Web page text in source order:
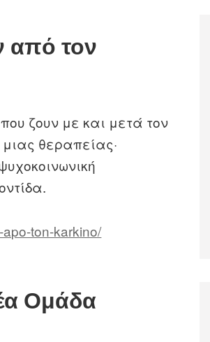
από τον
ζουν με και μετά τον
θεραπείας·
ton-karkino/
Ομάδα